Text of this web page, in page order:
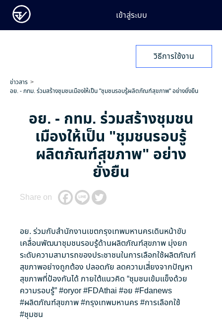
เข้าสู่ระบบ
วิธีการใช้งาน
ข่าวสาร
อย. - กทม. ร่วมสร้างชุมชนเมืองให้เป็น "ชุมชนรอบรู้ผลิตภัณฑ์สุขภาพ" อย่างยั่งยืน
อย. - กทม. ร่วมสร้างชุมชน
เมืองให้เป็น "ชุมชนรอบรู้
ผลิตภัณฑ์สุขภาพ" อย่าง
ยั่งยืน
Share on
อย. ร่วมกับสำนักงานเขตกรุงเทพมหานครเดินหน้าขับ
เคลื่อนพัฒนาชุมชนรอบรู้ด้านผลิตภัณฑ์สุขภาพ มุ่งยก
ระดับความสามารถของประชาชนในการเลือกใช้ผลิตภัณฑ์
สุขภาพอย่างถูกต้อง ปลอดภัย ลดความเสี่ยงจากปัญหา
สุขภาพที่ป้องกันได้ ภายใต้แนวคิด “ชุมชนเข้มแข็งด้วย
ความรอบรู้”#oryor#FDAthai #อย #Fdanews
#ผลิตภัณฑ์สุขภาพ#กรุงเทพมหานคร#การเลือกใช้
#ชุมชน